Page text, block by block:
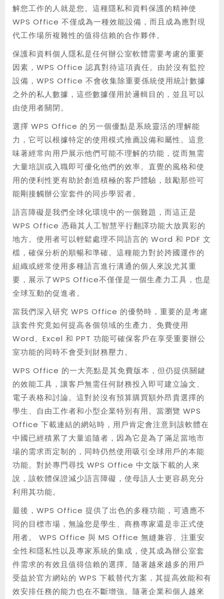
解您工作的人就是您。這種隱私和資料保護的精神使
WPS Office 不僅成為一種效能設備，而且成為應對現
代工作場所複雜性的值得信賴的合作夥伴。
保護和資料個人隱私是任何辦公室軟體需要考慮的重要
因素，WPS Office 認真對待這項責任。由於沒有監控
設備，WPS Office 不會收集除重要係統使用統計數據
之外的私人數據，這些數據僅用於邏輯目的，並且可以
由使用者關閉。
選擇 WPS Office 的另一個優點是系統靈活的理解能
力，它可以根據特定的使用模式推薦設備和屬性。這意
味著經常向用戶展示他們可能不理解的功能，從而無需
大量培訓或入職即可優化他們的效率。直覺的風格和使
用的便利性更有助於創造積極的客戶體驗，鼓勵那些可
能剛接觸辦公室套件的同步學習者。
語言障礙是我們全球化環境中的一個難題，而這正是
WPS Office 憑藉其人工智慧平行翻譯功能大放異彩的
地方。使用者可以輕鬆處理不同語言的 Word 和 PDF 文
檔，確保分析的順暢和準確。這種能力對於跨國運作的
組織或經常使用多種語言進行溝通的個人來說尤其重
要，展示了WPS Office不僅僅是一個生產力工具，也是
全球互動的促進者。
當我們深入研究 WPS Office 的優勢時，重要的是考慮
該套件究竟如何提高各個領域的生產力。免費使用
Word、Excel 和 PPT 功能可確保客戶在享受重要辦公
室功能的同時不會受到財務壓力。
WPS Office 的一大亮點是其免費版本，但仍提供關鍵
的效能工具，讓客戶無需任何財務投入即可建立論文、
電子表格和討論。這對於沒有預算購買額外昂貴選擇的
學生、自由工作者和小型企業特別有用。當瀏覽 WPS
Office 下載連結的網站時，用戶肯定會注意到該軟體在
中國已經積累了大量追隨者，因為它是為了滿足當地市
場的需求而定制的，同時仍然使用吸引全球用戶的本能
功能。對於專門尋找 WPS Office 中文版下載的人來
說，該軟體保證減少語言障礙，使母語人士更容易充分
利用其功能。
最後，WPS Office 提供了出色的多種功能，可適應不
同的目標市場，無論您是學生、商務專家還是非正式使
用者。 WPS Office 與 MS Office 無縫兼容、注重安
全性和隱私性以及專家系統的集成，使其成為辦公室套
件需求的有效且值得信賴的選擇。隨著越來越多的用戶
受益於官方網站的 WPS 下載替代方案，其提高效能和有
效安排任務的能力也在不斷增強。隨著企業和個人越來